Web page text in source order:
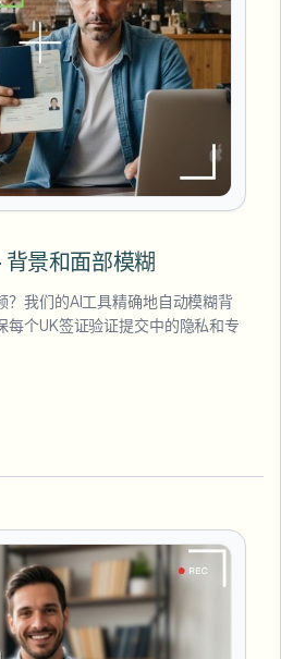
背景和面部模糊
？我们的AI工具精确地自动模糊背
每个UK签证验证提交中的隐私和专